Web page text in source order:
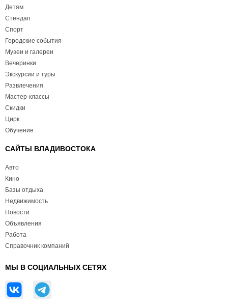
Детям
Стендап
Спорт
Городские события
Музеи и галереи
Вечеринки
Экскурсии и туры
Развлечения
Мастер-классы
Скидки
Цирк
Обучение
САЙТЫ ВЛАДИВОСТОКА
Авто
Кино
Базы отдыха
Недвижимость
Новости
Объявления
Работа
Справочник компаний
МЫ В СОЦИАЛЬНЫХ СЕТЯХ